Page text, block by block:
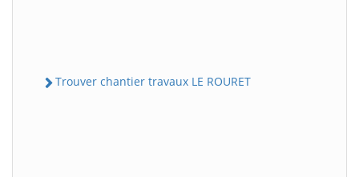
Trouver chantier travaux LE ROURET